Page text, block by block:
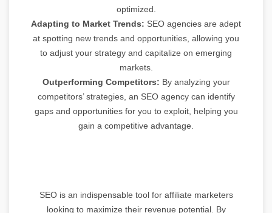
optimized.
Adapting to Market Trends: SEO agencies are adept
at spotting new trends and opportunities, allowing you
to adjust your strategy and capitalize on emerging
markets.
Outperforming Competitors: By analyzing your
competitors’ strategies, an SEO agency can identify
gaps and opportunities for you to exploit, helping you
gain a competitive advantage.
SEO is an indispensable tool for affiliate marketers
looking to maximize their revenue potential. By